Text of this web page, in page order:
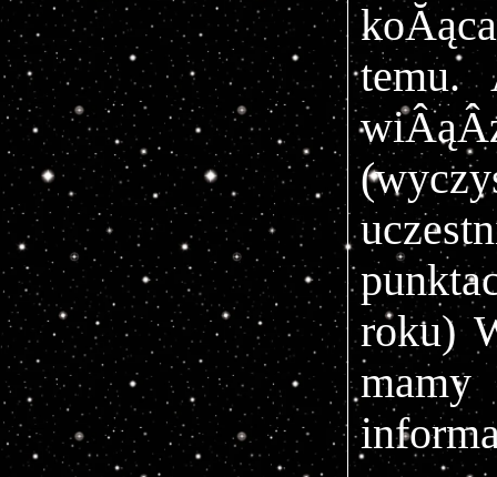
(
roku)